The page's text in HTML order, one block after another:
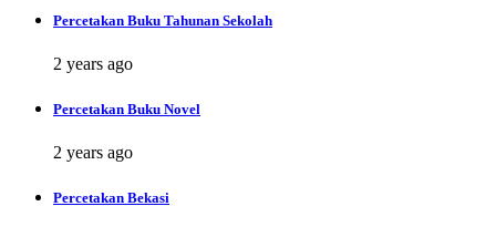
Percetakan Buku Tahunan Sekolah
2 years ago
Percetakan Buku Novel
2 years ago
Percetakan Bekasi